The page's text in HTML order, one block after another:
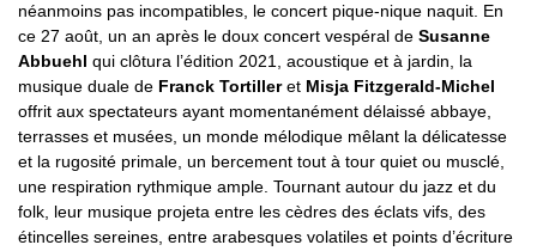
néanmoins pas incompatibles, le concert pique-nique naquit. En
ce 27 août, un an après le doux concert vespéral de Susanne
Abbuehl qui clôtura l’édition 2021, acoustique et à jardin, la
musique duale de Franck Tortilleret Misja Fitzgerald-Michel
offrit aux spectateurs ayant momentanément délaissé abbaye,
terrasses et musées, un monde mélodique mêlant la délicatesse
et la rugosité primale, un bercement tout à tour quiet ou musclé,
une respiration rythmique ample. Tournant autour du jazz et du
folk, leur musique projeta entre les cèdres des éclats vifs, des
étincelles sereines, entre arabesques volatiles et points d’écriture